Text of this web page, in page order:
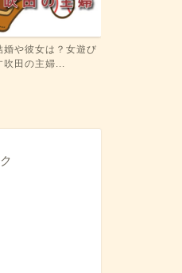
婚や彼女は？女遊び
吹田の主婦...